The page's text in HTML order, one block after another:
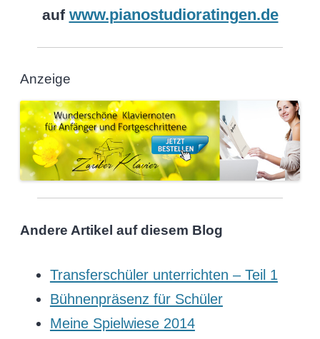
auf www.pianostudioratingen.de
Anzeige
Andere Artikel auf diesem Blog
Transferschüler unterrichten – Teil 1
Bühnenpräsenz für Schüler
Meine Spielwiese 2014